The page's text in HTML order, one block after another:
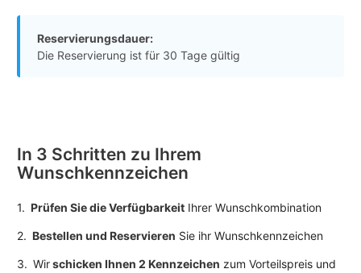
Reservierungsdauer:
Die Reservierung ist für 30 Tage gültig
In 3 Schritten zu Ihrem
Wunschkennzeichen
1. Prüfen Sie die Verfügbarkeit Ihrer Wunschkombination
2. Bestellen und Reservieren Sie ihr Wunschkennzeichen
3. Wirschicken Ihnen 2 Kennzeichen zum Vorteilspreis und